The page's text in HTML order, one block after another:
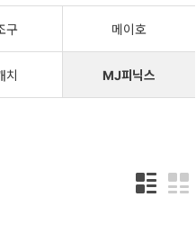
구 메이호
치 MJ피닉스